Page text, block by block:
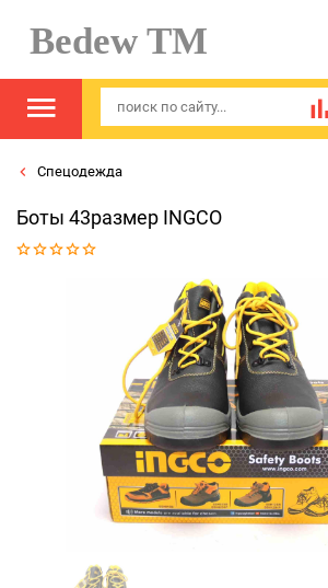
Bedew TM
Спецодежда
Боты 43размер INGCO